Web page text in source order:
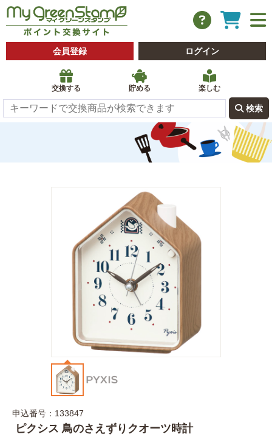
会員登録 ログイン
交換する 貯める 楽しむ
 検索
申込番号：133847
ピクシス 鳥のさえずりクオーツ時計